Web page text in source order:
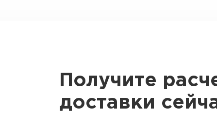
Получите
доставки